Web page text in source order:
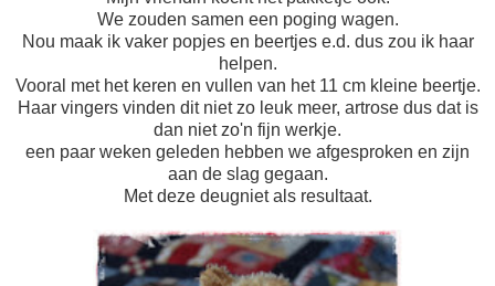
We zouden samen een poging wagen.
Nou maak ik vaker popjes en beertjes e.d. dus zou ik haar
helpen.
Vooral met het keren en vullen van het 11 cm kleine beertje.
Haar vingers vinden dit niet zo leuk meer, artrose dus dat is
dan niet zo'n fijn werkje.
een paar weken geleden hebben we afgesproken en zijn
aan de slag gegaan.
Met deze deugniet als resultaat.